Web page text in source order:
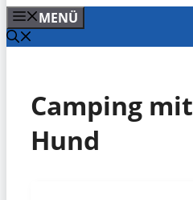
MENÜ
Camping mit
Hund